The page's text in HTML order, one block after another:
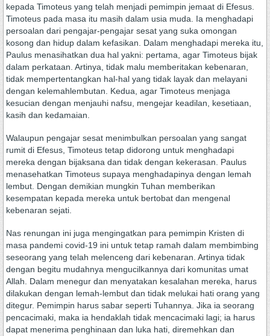
kepada Timoteus yang telah menjadi pemimpin jemaat di Efesus.
Timoteus pada masa itu masih dalam usia muda. Ia menghadapi
persoalan dari pengajar-pengajar sesat yang suka omongan
kosong dan hidup dalam kefasikan. Dalam menghadapi mereka itu,
Paulus menasihatkan dua hal yakni: pertama, agar Timoteus bijak
dalam perkataan. Artinya, tidak malu memberitakan kebenaran,
tidak mempertentangkan hal-hal yang tidak layak dan melayani
dengan kelemahlembutan. Kedua, agar Timoteus menjaga
kesucian dengan menjauhi nafsu, mengejar keadilan, kesetiaan,
kasih dan kedamaian.
Walaupun pengajar sesat menimbulkan persoalan yang sangat
rumit di Efesus, Timoteus tetap didorong untuk menghadapi
mereka dengan bijaksana dan tidak dengan kekerasan. Paulus
menasehatkan Timoteus supaya menghadapinya dengan lemah
lembut. Dengan demikian mungkin Tuhan memberikan
kesempatan kepada mereka untuk bertobat dan mengenal
kebenaran sejati.
Nas renungan ini juga mengingatkan para pemimpin Kristen di
masa pandemi covid-19 ini untuk tetap ramah dalam membimbing
seseorang yang telah melenceng dari kebenaran. Artinya tidak
dengan begitu mudahnya mengucilkannya dari komunitas umat
Allah. Dalam menegur dan menyatakan kesalahan mereka, harus
dilakukan dengan lemah-lembut dan tidak melukai hati orang yang
ditegur. Pemimpin harus sabar seperti Tuhannya. Jika ia seorang
pencacimaki, maka ia hendaklah tidak mencacimaki lagi; ia harus
dapat menerima penghinaan dan luka hati, diremehkan dan